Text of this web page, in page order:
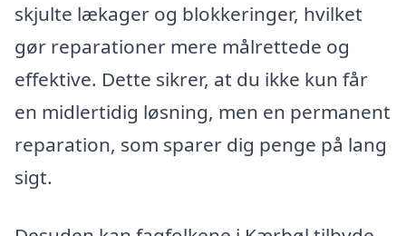
skjulte lækager og blokkeringer, hvilket
gør reparationer mere målrettede og
effektive. Dette sikrer, at du ikke kun får
en midlertidig løsning, men en permanent
reparation, som sparer dig penge på lang
sigt.